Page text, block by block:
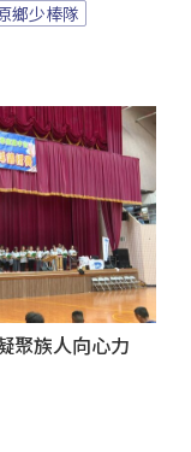
鄉少棒隊
聚族人向心力